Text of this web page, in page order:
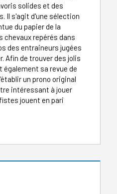
solides et des
Il s'agit d'une sélection
du papier de la
chevaux repérés dans
des entraineurs jugées
Afin de trouver des jolis
sa revue de
un prono original
intéressant à jouer
jouent en pari